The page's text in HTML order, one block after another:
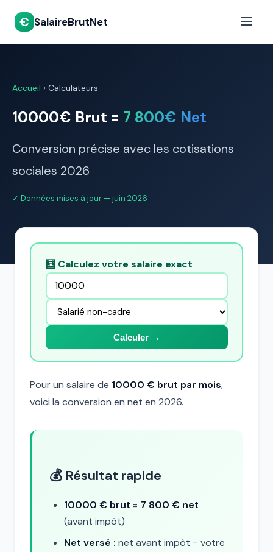
€ SalaireBrutNet
Accueil › Calculateurs
10000€ Brut = 7 800€ Net
Conversion précise avec les cotisations
sociales 2026
✓ Données mises à jour — juin 2026
🧮 Calculez votre salaire exact
Calculer →
Pour un salaire de 10000 € brut par mois,
voici la conversion en net en 2026.
💰 Résultat rapide
10000 € brut = 7 800 € net
(avant impôt)
Net versé : net avant impôt − votre